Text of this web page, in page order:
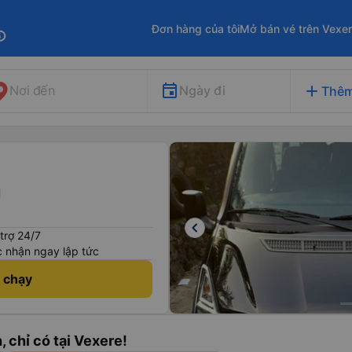
Đơn hàng của tôiMở bán vé trên
Nơi đến Ngày đi add
24/7
nhận ngay lập tức
chạy
keyboard_arrow_left
chỉ có tại Vexere!